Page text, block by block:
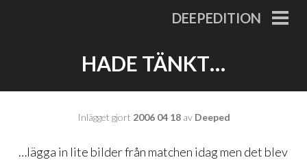
DEEPEDITION
HADE TÄNKT…
Inlägget gjort 2006 04 18av Deeped
…lägga in lite bilder från matchen idag men det blev